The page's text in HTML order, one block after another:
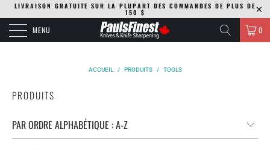
LIVRAISON GRATUITE SUR LA PLUPART DES COMMANDES DE PLUS DE
150 $
MENU 0
ACCUEIL / PRODUITS / TOOLS
PRODUITS